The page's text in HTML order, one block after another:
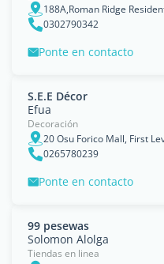
0302790342
Ponte en contacto
S.E.E Décor
Efua
Decoración
0265780239
Ponte en contacto
99 pesewas
Solomon Alolga
Tiendas en linea